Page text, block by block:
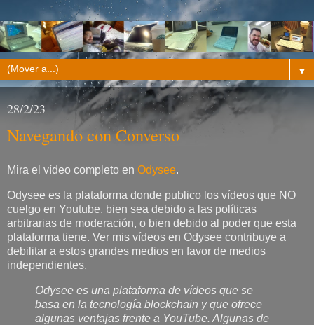
▼
28/2/23
Navegando con Converso
Mira el vídeo completo en Odysee.
Odysee es la plataforma donde publico los vídeos que NO
cuelgo en Youtube, bien sea debido a las políticas
arbitrarias de moderación, o bien debido al poder que esta
plataforma tiene. Ver mis vídeos en Odysee contribuye a
debilitar a estos grandes medios en favor de medios
independientes.
Odysee es una plataforma de vídeos que se
basa en la tecnología blockchain y que ofrece
algunas ventajas frente a YouTube. Algunas de